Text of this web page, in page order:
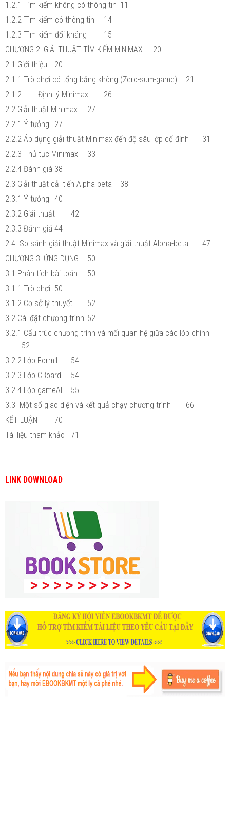
1.2.1 Tìm kiếm không có thông tin 11
1.2.2 Tìm kiếm có thông tin
14
1.2.3 Tìm kiếm đối kháng
15
CHƯƠNG 2: GIẢI THUẬT TÌM KIẾM MINIMAX
20
2.1 Giới thiệu
20
2.1.1 Trò chơi có tổng bằng không (Zero-sum-game)
21
2.1.2
Định lý Minimax
26
2.2 Giải thuật Minimax
27
2.2.1 Ý tưởng
27
2.2.2 Áp dụng giải thuật Minimax đến độ sâu lớp cố định
31
2.2.3 Thủ tục Minimax
33
2.2.4 Đánh giá 38
2.3 Giải thuật cải tiến Alpha-beta
38
2.3.1 Ý tưởng 40
2.3.2 Giải thuật
42
2.3.3 Đánh giá 44
2.4 So sánh giải thuật Minimax và giải thuật Alpha-beta.
47
CHƯƠNG 3: ỨNG DỤNG
50
3.1 Phân tích bài toán
50
3.1.1 Trò chơi 50
3.1.2 Cơ sở lý thuyết
52
3.2 Cài đặt chương trình 52
3.2.1 Cấu trúc chương trình và mối quan hệ giữa các lớp chính
52
3.2.2 Lớp Form1
54
3.2.3 Lớp CBoard
54
3.2.4 Lớp gameAI
55
3.3 Một số giao diện và kết quả chạy chương trình
66
KẾT LUẬN
70
Tài liệu tham khảo
71
LINK DOWNLOAD